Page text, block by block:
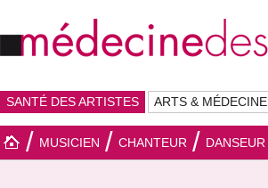
SANTÉ DES ARTISTES ARTS & MÉDECINE
MUSICIEN CHANTEUR DANSEUR